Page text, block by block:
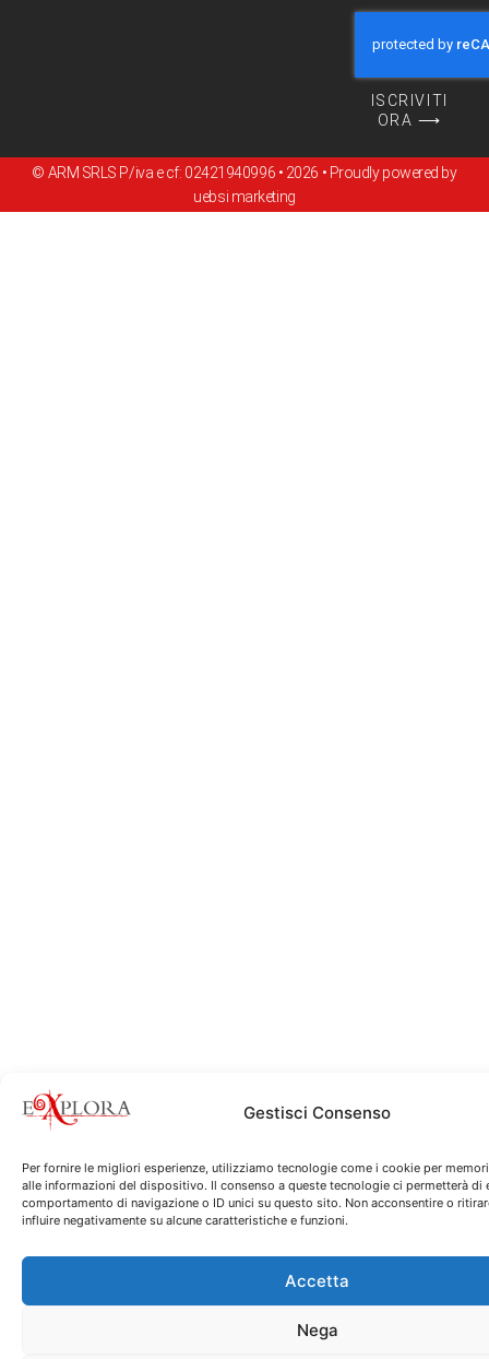
Gestisci Consenso
Per fornire le migliori esperienze, utilizziamo tecnologie come i cookie per
alle informazioni del dispositivo. Il consenso a queste tecnologie ci permetterà di
comportamento di navigazione o ID unici su questo sito. Non acconsentire o
influire negativamente su alcune caratteristiche e funzioni.
Accetta
Nega
ISCRIVITI
ORA ⟶
© ARM SRLS P/iva e cf: 02421940996 • 2026 • Proudly powered by
uebsi marketing